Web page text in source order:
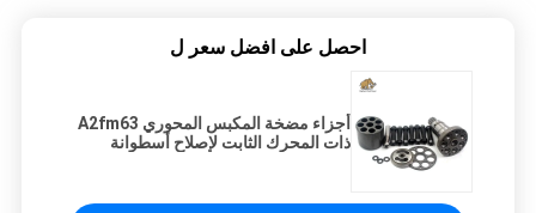
احصل على افضل سعر ل
أجزاء مضخة المكبس المحوري A2fm63
ذات المحرك الثابت لإصلاح أسطوانة